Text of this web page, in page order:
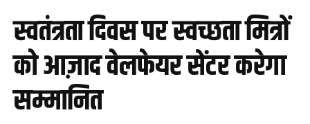
स्वतंत्रता दिवस पर स्वच्छता मित्रों
को आज़ाद वेलफेयर सेंटर करेगा
सम्मानित